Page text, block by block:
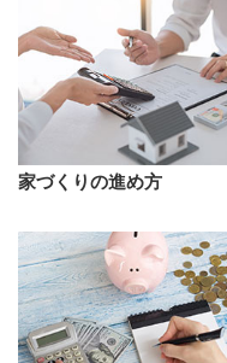
家づくりの進め方